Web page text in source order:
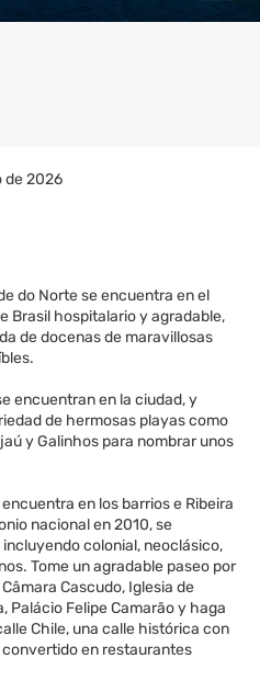
de 2026
do Norte se encuentra en el
Brasil hospitalario y agradable,
de docenas de maravillosas
encuentran en la ciudad, y
de hermosas playas como
y Galinhos para nombrar unos
en los barrios e Ribeira
nacional en 2010, se
colonial, neoclásico,
Tome un agradable paseo por
Cascudo, Iglesia de
Palácio Felipe Camarão y haga
Chile, una calle histórica con
convertido en restaurantes